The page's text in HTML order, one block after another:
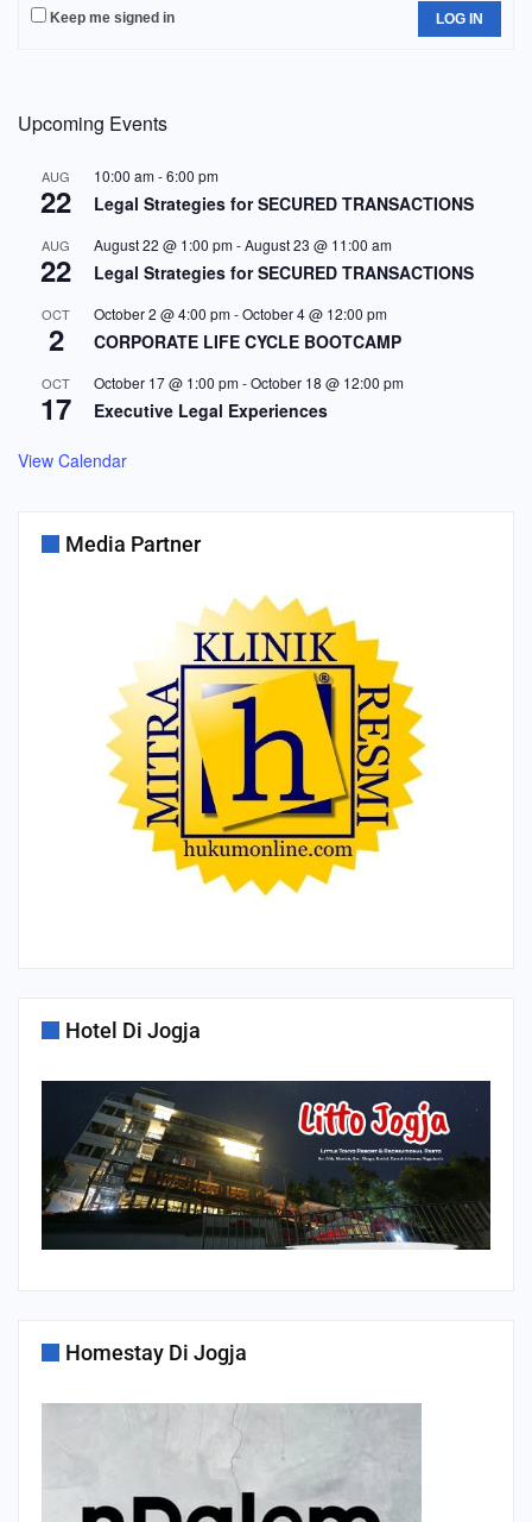
Keep me signed in LOG IN
Upcoming Events
AUG
22
10:00 am-6:00 pm
Legal Strategies for SECURED TRANSACTIONS
AUG
22
August 22 @ 1:00 pm-August 23 @ 11:00 am
Legal Strategies for SECURED TRANSACTIONS
OCT
2
October 2 @ 4:00 pm-October 4 @ 12:00 pm
CORPORATE LIFE CYCLE BOOTCAMP
OCT
17
October 17 @ 1:00 pm-October 18 @ 12:00 pm
Executive Legal Experiences
View Calendar
Media Partner
Hotel Di Jogja
Homestay Di Jogja